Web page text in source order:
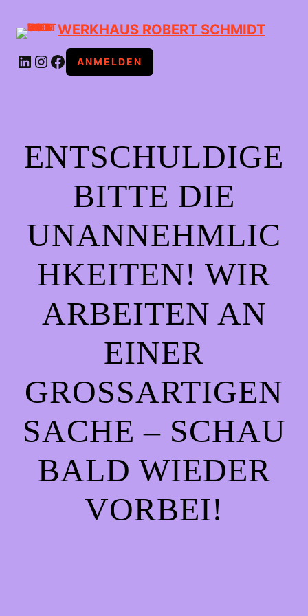
WERKHAUS ROBERT SCHMIDT
LINKEDIN INSTAGRAMFACEBOOK ANMELDEN
ENTSCHULDIGE
BITTE DIE
UNANNEHMLIC
HKEITEN! WIR
ARBEITEN AN
EINER
GROSSARTIGEN S
ACHE – SCHAU B
ALD WIEDER V
ORBEI!